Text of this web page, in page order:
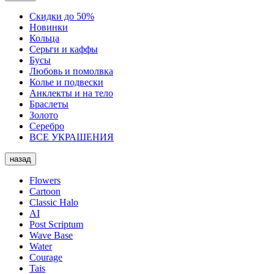
Скидки до 50%
Новинки
Кольца
Серьги и каффы
Бусы
Любовь и помолвка
Колье и подвески
Анклекты и на тело
Браслеты
Золото
Серебро
ВСЕ УКРАШЕНИЯ
назад
Flowers
Cartoon
Classic Halo
AI
Post Scriptum
Wave Base
Water
Courage
Tais